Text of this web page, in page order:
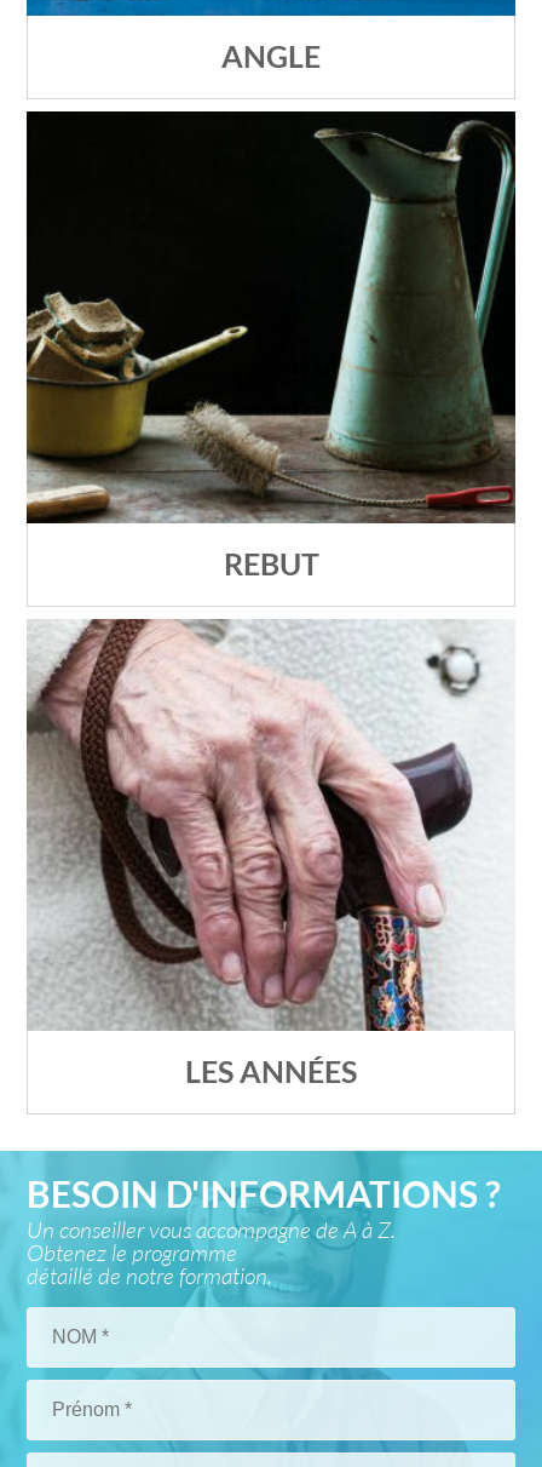
ANGLE
REBUT
LES ANNÉES
BESOIN D'INFORMATIONS ?
Un conseiller vous accompagne de A à Z.
Obtenez le programme
détaillé de notre formation.